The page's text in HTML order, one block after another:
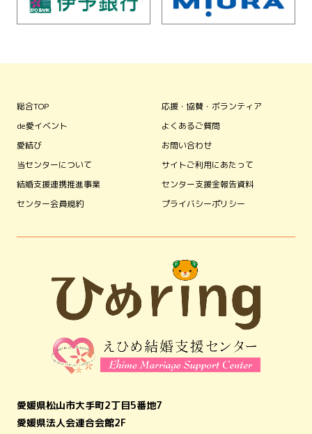
総合TOP
de愛イベント
愛結び
当センターについて
結婚支援連携推進事業
センター会員規約
応援・協賛・ボランティア
よくあるご質問
お問い合わせ
サイトご利用にあたって
センター支援金報告資料
プライバシーポリシー
愛媛県松山市大手町2丁目5番地7
愛媛県法人会連合会館2F